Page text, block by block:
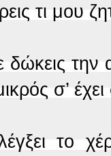
τι μου
σ’
το